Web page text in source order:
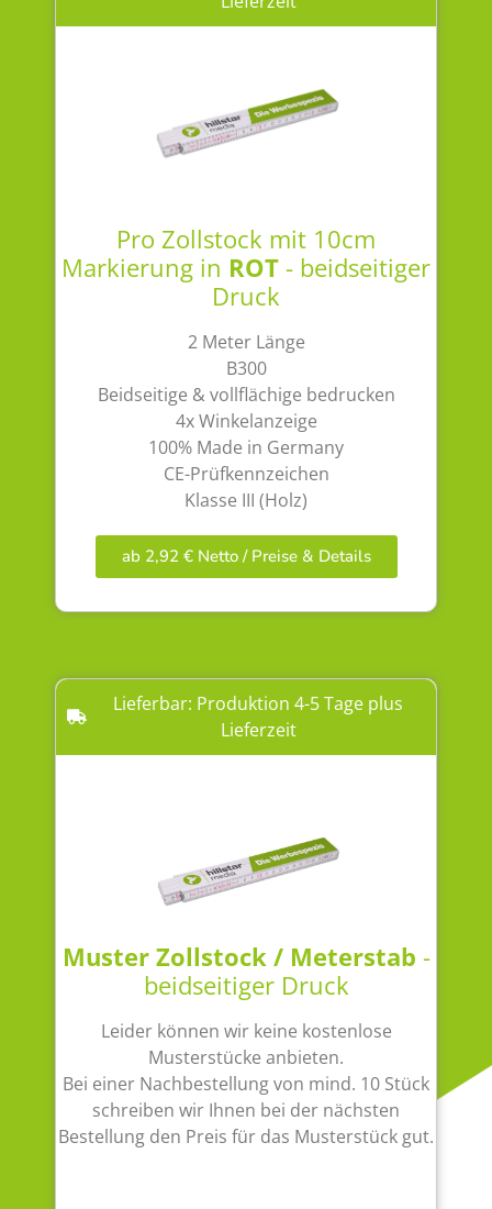
Pro Zollstock mit 10cm
Markierung in ROT- beidseitiger
Druck
2 Meter Länge
B300
Beidseitige & vollflächige bedrucken
4x Winkelanzeige
100% Made in Germany
CE-Prüfkennzeichen
Klasse III (Holz)
ab 2,92 € Netto / Preise & Details
Lieferbar: Produktion 4-5 Tage plus
Lieferzeit
Muster Zollstock / Meterstab -
beidseitiger Druck
Leider können wir keine kostenlose
Musterstücke anbieten.
Bei einer Nachbestellung von mind. 10 Stück
schreiben wir Ihnen bei der nächsten
Bestellung den Preis für das Musterstück gut.